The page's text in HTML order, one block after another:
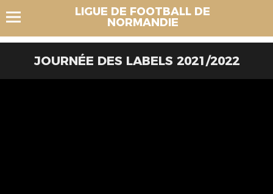
LIGUE DE FOOTBALL DE
NORMANDIE
JOURNÉE DES LABELS 2021/2022